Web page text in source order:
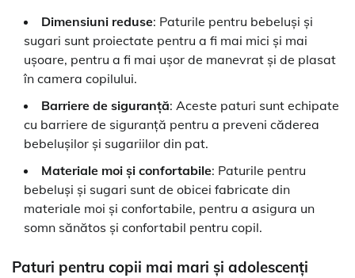
Dimensiuni reduse: Paturile pentru bebeluși și
sugari sunt proiectate pentru a fi mai mici și mai
ușoare, pentru a fi mai ușor de manevrat și de plasat
în camera copilului.
Barriere de siguranță: Aceste paturi sunt echipate
cu barriere de siguranță pentru a preveni căderea
bebelușilor și sugariilor din pat.
Materiale moi și confortabile: Paturile pentru
bebeluși și sugari sunt de obicei fabricate din
materiale moi și confortabile, pentru a asigura un
somn sănătos și confortabil pentru copil.
Paturi pentru copii mai mari și adolescenți